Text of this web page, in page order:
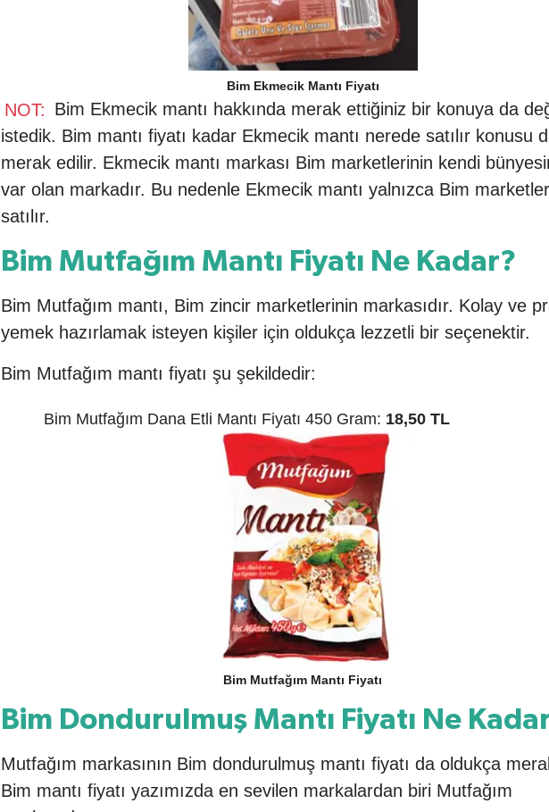
Bim Ekmecik Mantı Fiyatı
NOT: Bim Ekmecik mantı hakkında merak ettiğiniz bir konuya da
istedik. Bim mantı fiyatı kadar Ekmecik mantı nerede satılır konusu
merak edilir. Ekmecik mantı markası Bim marketlerinin kendi
var olan markadır. Bu nedenle Ekmecik mantı yalnızca Bim
satılır.
Bim Mutfağım Mantı Fiyatı Ne Kadar?
Bim Mutfağım mantı, Bim zincir marketlerinin markasıdır. Kolay ve
yemek hazırlamak isteyen kişiler için oldukça lezzetli bir seçenektir.
Bim Mutfağım mantı fiyatı şu şekildedir:
Bim Mutfağım Dana Etli Mantı Fiyatı 450 Gram: 18,50 TL
Bim Mutfağım Mantı Fiyatı
Bim Dondurulmuş Mantı Fiyatı Ne
Mutfağım markasının Bim dondurulmuş mantı fiyatı da oldukça
Bim mantı fiyatı yazımızda en sevilen markalardan biri Mutfağım